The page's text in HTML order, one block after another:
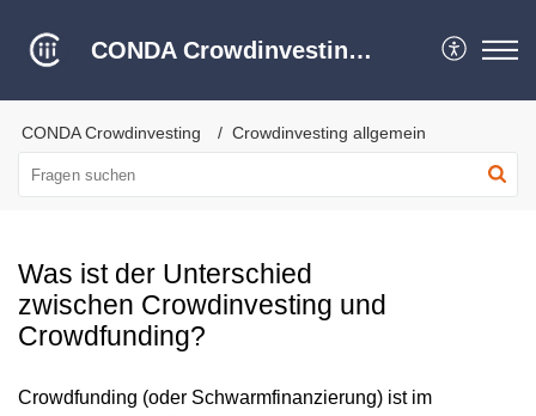
CONDA Crowdinvesting Hilfe Center
CONDA Crowdinvesting Crowdinvesting allgemein
Was ist der Unterschied
zwischen Crowdinvesting und
Crowdfunding?
Crowdfunding (oder Schwarmfinanzierung) ist im